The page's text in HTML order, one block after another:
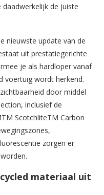
de juiste
nieuwste update van de
uit prestatiegerichte
je als hardloper vanaf
voertuig wordt herkend.
door middel
inclusief de
ScotchliteTM Carbon
zorgen er
materiaal uit